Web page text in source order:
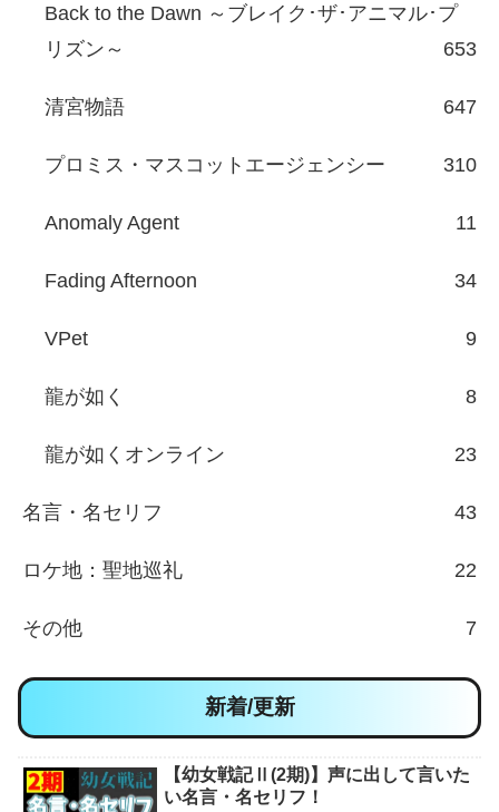
Back to the Dawn ～ブレイク･ザ･アニマル･プ
リズン～
653
清宮物語 647
プロミス・マスコットエージェンシー 310
Anomaly Agent 11
Fading Afternoon 34
VPet 9
龍が如く 8
龍が如くオンライン 23
名言・名セリフ 43
ロケ地：聖地巡礼 22
その他 7
新着/更新
【幼女戦記Ⅱ(2期)】声に出して言いた
い名言・名セリフ！